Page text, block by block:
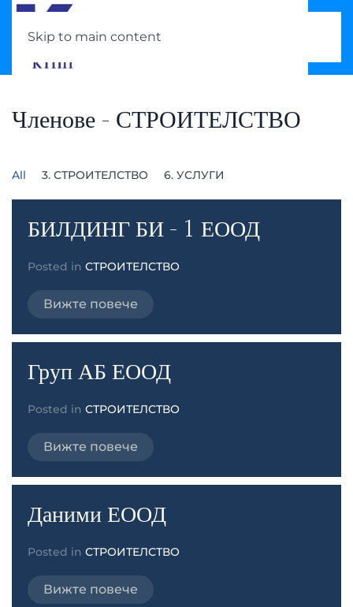
Skip to main content
Членове - СТРОИТЕЛСТВО
All 3. СТРОИТЕЛСТВО 6. УСЛУГИ
БИЛДИНГ БИ - 1 ЕООД
Posted in СТРОИТЕЛСТВО
Вижте повече
Груп АБ ЕООД
Posted in СТРОИТЕЛСТВО
Вижте повече
Даними ЕООД
Posted in СТРОИТЕЛСТВО
Вижте повече